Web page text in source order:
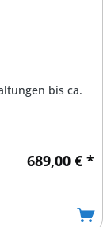
bis ca.
689,00 € *